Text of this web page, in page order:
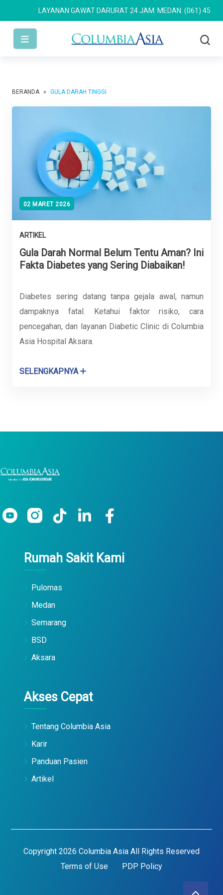
LAYANAN GAWAT DARURAT 24 JAM: MEDAN: (061) 4533
BERANDA » GULA DARAH TINGGI
02 MARET 2026
ARTIKEL
Gula Darah Normal Belum Tentu Aman? Ini
Fakta Diabetes yang Sering Diabaikan!
Diabetes sering datang tanpa gejala awal, namun
dampaknya fatal. Ketahui faktor risiko, cara
pencegahan, dan layanan Diabetic Clinic di Columbia
Asia Hospital Aksara.
SELENGKAPNYA
Rumah Sakit Kami
Pulomas
Medan
Semarang
BSD
Aksara
Akses Cepat
Tentang Columbia Asia
Karir
Panduan Pasien
Artikel
Copyright 2026 Columbia Asia All Rights Reserved
Terms of Use
PDP Policy